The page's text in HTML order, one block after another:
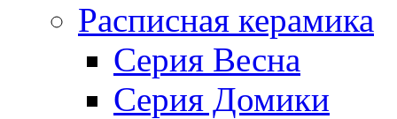
Расписная керамика
Серия Весна
Серия Домики